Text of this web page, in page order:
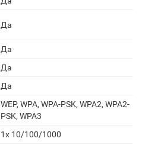
Да
Да
Да
Да
WEP, WPA, WPA-PSK, WPA2, WPA2-
PSK, WPA3
1x 10/100/1000